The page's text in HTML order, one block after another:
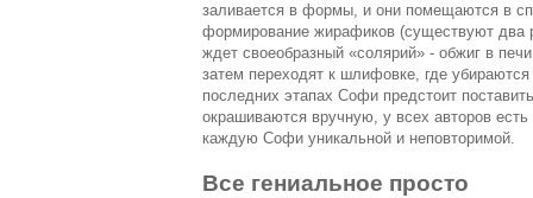
заливается в формы, и они помещаются в
формирование жирафиков (существуют
ждет своеобразный «солярий» - обжиг в
затем переходят к шлифовке, где
последних этапах Софи предстоит
окрашиваются вручную, у всех авторов
каждую Софи уникальной и неповторимой.
Все гениальное просто